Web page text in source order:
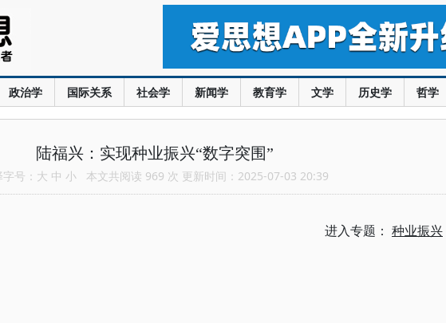
政治学 国际关系 社会学 新闻学 教育学 文学 历史学 哲学
陆福兴：实现种业振兴“数字突围”
号： 大 中 小 本文共阅读 969 次 更新时间：2025-07-03 20:39
进入专题： 种业振兴